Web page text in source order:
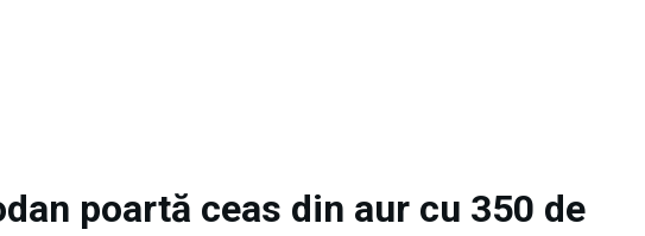
poartă ceas din aur cu 350 de